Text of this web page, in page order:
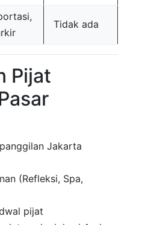
Tidak ada
Pijat
Jakarta
(Refleksi, Spa,
pijat